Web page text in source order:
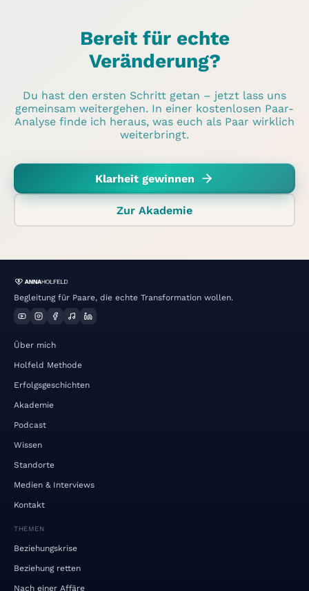
Bereit für echte
Veränderung?
Du hast den ersten Schritt getan – jetzt lass uns
gemeinsam weitergehen. In einer kostenlosen Paar-
Analyse finde ich heraus, was euch als Paar wirklich
weiterbringt.
Klarheit gewinnen
Zur Akademie
Begleitung für Paare, die echte Transformation wollen.
Über mich
Holfeld Methode
Erfolgsgeschichten
Akademie
Podcast
Wissen
Standorte
Medien & Interviews
Kontakt
THEMEN
Beziehungskrise
Beziehung retten
Nach einer Affäre